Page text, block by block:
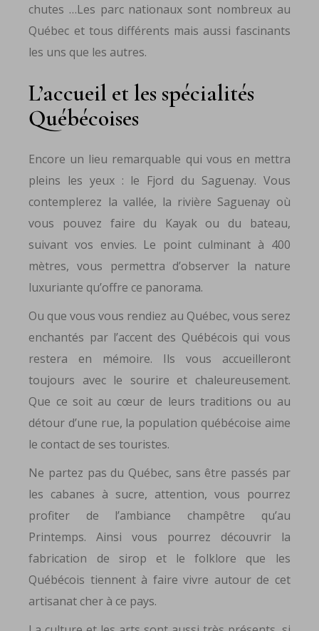
chutes …Les parc nationaux sont nombreux au
Québec et tous différents mais aussi fascinants
les uns que les autres.
L’accueil et les spécialités
Québécoises
Encore un lieu remarquable qui vous en mettra
pleins les yeux : le Fjord du Saguenay. Vous
contemplerez la vallée, la rivière Saguenay où
vous pouvez faire du Kayak ou du bateau,
suivant vos envies. Le point culminant à 400
mètres, vous permettra d’observer la nature
luxuriante qu’offre ce panorama.
Ou que vous vous rendiez au Québec, vous serez
enchantés par l’accent des Québécois qui vous
restera en mémoire. Ils vous accueilleront
toujours avec le sourire et chaleureusement.
Que ce soit au cœur de leurs traditions ou au
détour d’une rue, la population québécoise aime
le contact de ses touristes.
Ne partez pas du Québec, sans être passés par
les cabanes à sucre, attention, vous pourrez
profiter de l’ambiance champêtre qu’au
Printemps. Ainsi vous pourrez découvrir la
fabrication de sirop et le folklore que les
Québécois tiennent à faire vivre autour de cet
artisanat cher à ce pays.